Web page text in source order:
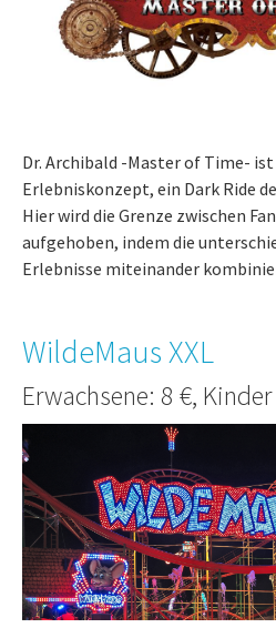
Dr. Archibald -Master of Time-
Erlebniskonzept, ein Dark Ride
Hier wird die Grenze zwischen
aufgehoben, indem die
Erlebnisse miteinander
WildeMaus XXL
Erwachsene: 8 €, Kinder